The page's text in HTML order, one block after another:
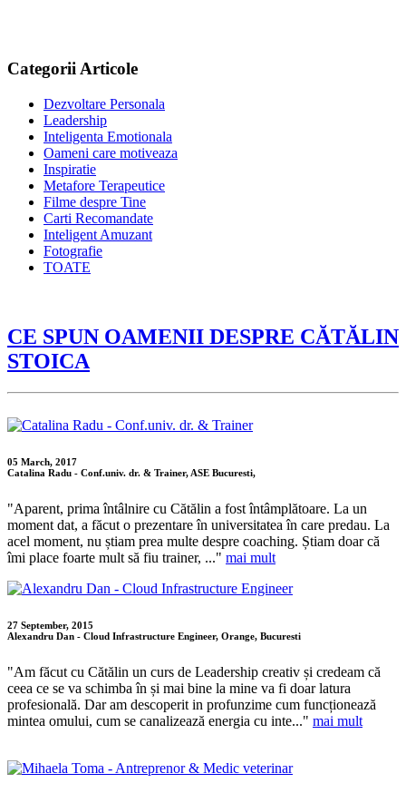
Categorii Articole
Dezvoltare Personala
Leadership
Inteligenta Emotionala
Oameni care motiveaza
Inspiratie
Metafore Terapeutice
Filme despre Tine
Carti Recomandate
Inteligent Amuzant
Fotografie
TOATE
CE SPUN OAMENII DESPRE CĂTĂLIN
STOICA
05 March, 2017
Catalina Radu - Conf.univ. dr. & Trainer, ASE Bucuresti,
"Aparent, prima întâlnire cu Cătălin a fost întâmplătoare. La un
moment dat, a făcut o prezentare în universitatea în care predau. La
acel moment, nu știam prea multe despre coaching. Știam doar că
îmi place foarte mult să fiu trainer, ..." mai mult
27 September, 2015
Alexandru Dan - Cloud Infrastructure Engineer, Orange, Bucuresti
"Am făcut cu Cătălin un curs de Leadership creativ și credeam că
ceea ce se va schimba în și mai bine la mine va fi doar latura
profesională. Dar am descoperit in profunzime cum funcționează
mintea omului, cum se canalizează energia cu inte..." mai mult